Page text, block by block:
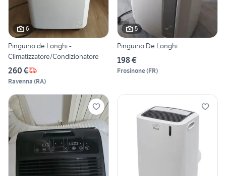
6
Pinguino de Longhi -
Climatizzatore/Condizionatore
260 €
Ravenna (RA)
5
Pinguino De Longhi
198 €
Frosinone(FR)